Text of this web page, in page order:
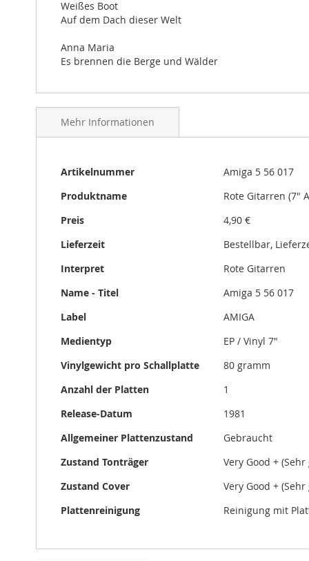
galleryWeißes Boot
Auf dem Dach dieser Welt
Anna Maria
Es brennen die Berge und Wälder
Mehr Informationen
Mehr
Artikelnummer
Amiga 5 56 017
Produktname
Rote Gitarren (7"
Preis
4,90 €
Lieferzeit
Bestellbar,
Interpret
Rote Gitarren
Name - Titel
Amiga 5 56 017
Label
AMIGA
Medientyp
EP / Vinyl 7"
Vinylgewicht pro Schallplatte
80 gramm
Anzahl der Platten
1
Release-Datum
1981
Allgemeiner Plattenzustand
Gebraucht
Zustand Tonträger
Very Good + (Sehr
Zustand Cover
Very Good + (Sehr
Plattenreinigung
Reinigung mit